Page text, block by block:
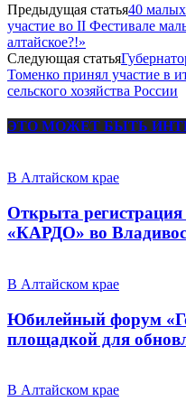
Предыдущая статья40
участие во II Фестивале
алтайское?!»
Следующая статья
Томенко принял участие в
сельского хозяйства России
ЭТО МОЖЕТ БЫТЬ
В Алтайском крае
Открыта
«КАРДО» во
В Алтайском крае
Юбилейный форум
площадкой для
В Алтайском крае